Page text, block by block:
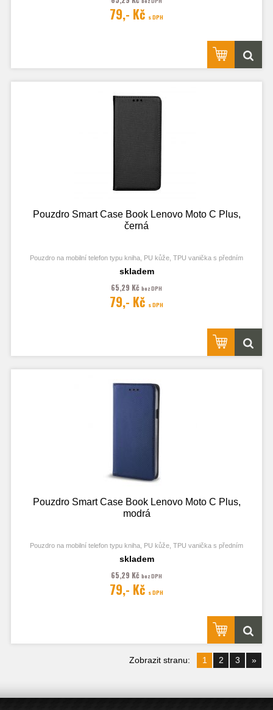
Obrázek je pouze ilustrační a zobrazuje Stejná Pouzdra pro jiný model
telefonu. Výřezy na fotoaparát a konektory jsou dle daného telefonu.
79,- Kč s DPH
Pouzdro Smart Case Book Lenovo Moto C Plus,
černá
Pouzdro na mobilní telefon typu kniha, PU kůže, TPU vanička s předním
Obrázek je pouze ilustrační a zobrazuje Stejná Pouzdra pro jiný model
skladem
65,29 Kč bez DPH
79,- Kč s DPH
Pouzdro Smart Case Book Lenovo Moto C Plus,
modrá
Pouzdro na mobilní telefon typu kniha, PU kůže, TPU vanička s předním
Obrázek je pouze ilustrační a zobrazuje Stejná Pouzdra pro jiný model
skladem
65,29 Kč bez DPH
79,- Kč s DPH
Zobrazit stranu: 1 2 3 »